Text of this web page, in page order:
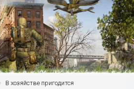
В хозяйстве пригодится